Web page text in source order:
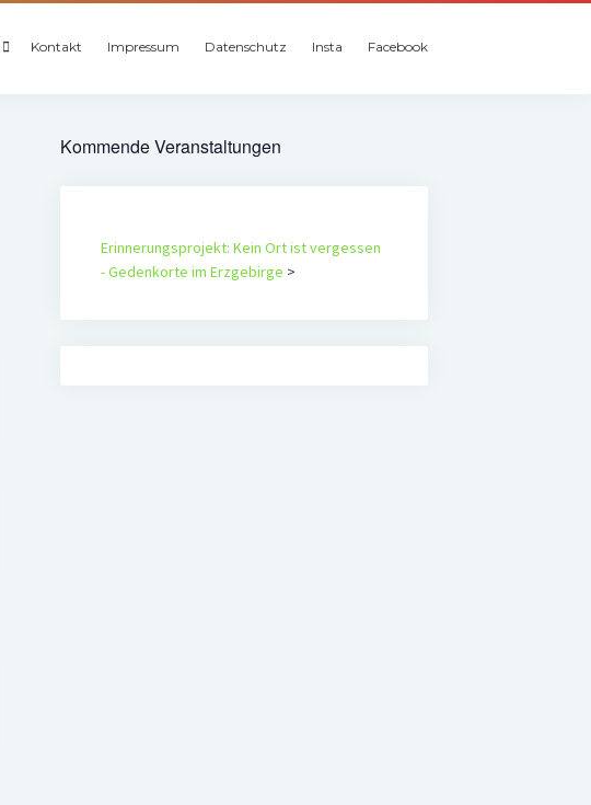
Kontakt Impressum Datenschutz Insta Facebook
Kommende Veranstaltungen
Erinnerungsprojekt: Kein Ort ist vergessen
- Gedenkorte im Erzgebirge >